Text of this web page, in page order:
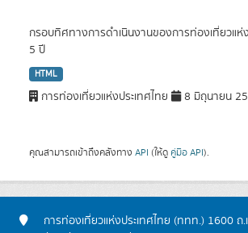
กรอบทิศทางการดำเนินงานของการท่องเที่ยวแห่ง
5 ปี
HTML
การท่องเที่ยวแห่งประเทศไทย 8 มิถุนายน
คุณสามารถเข้าถึงคลังทาง API (ให้ดู คู่มือ API).
การท่องเที่ยวแห่งประเทศไทย (ททท.) 1600 ถ